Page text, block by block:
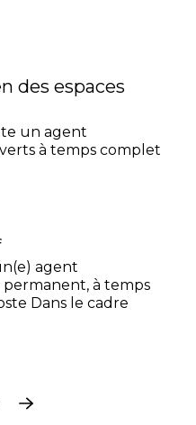
des espaces
un agent
à temps complet
agent
à temps
Dans le cadre
Page